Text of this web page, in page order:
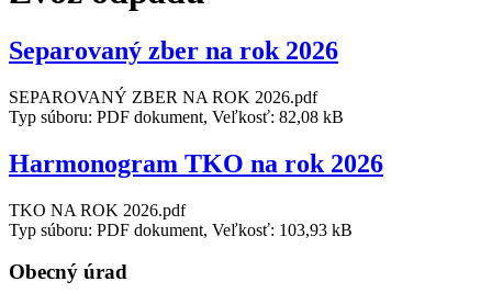
Separovaný zber na rok 2026
SEPAROVANÝ ZBER NA ROK 2026.pdf
Typ súboru: PDF dokument, Veľkosť: 82,08 kB
Harmonogram TKO na rok 2026
TKO NA ROK 2026.pdf
Typ súboru: PDF dokument, Veľkosť: 103,93 kB
Obecný úrad